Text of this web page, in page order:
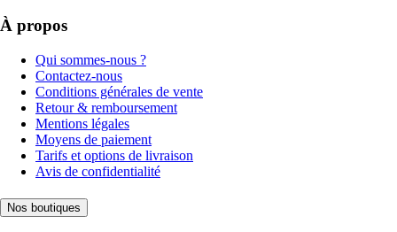
À propos
Qui sommes-nous ?
Contactez-nous
Conditions générales de vente
Retour & remboursement
Mentions légales
Moyens de paiement
Tarifs et options de livraison
Avis de confidentialité
Nos boutiques